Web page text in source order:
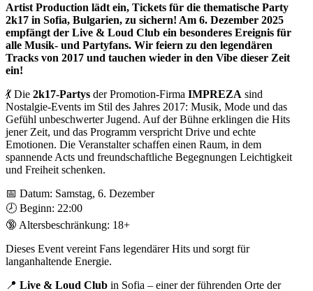
Artist Production lädt ein, Tickets für die thematische Party
2k17 in Sofia, Bulgarien, zu sichern! Am 6. Dezember 2025
empfängt der Live & Loud Club ein besonderes Ereignis für
alle Musik‑ und Partyfans. Wir feiern zu den legendären
Tracks von 2017 und tauchen wieder in den Vibe dieser Zeit
ein!
💃 Die 2k17-Partys der Promotion‑Firma IMPREZA sind
Nostalgie‑Events im Stil des Jahres 2017: Musik, Mode und das
Gefühl unbeschwerter Jugend. Auf der Bühne erklingen die Hits
jener Zeit, und das Programm verspricht Drive und echte
Emotionen. Die Veranstalter schaffen einen Raum, in dem
spannende Acts und freundschaftliche Begegnungen Leichtigkeit
und Freiheit schenken.
📅 Datum: Samstag, 6. Dezember
🕗 Beginn: 22:00
🔞 Altersbeschränkung: 18+
Dieses Event vereint Fans legendärer Hits und sorgt für
langanhaltende Energie.
📍 Live & Loud Club in Sofia – einer der führenden Orte der